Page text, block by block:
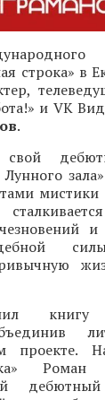
строка» в
и VK
.
свой
мистики
книгу
Роман